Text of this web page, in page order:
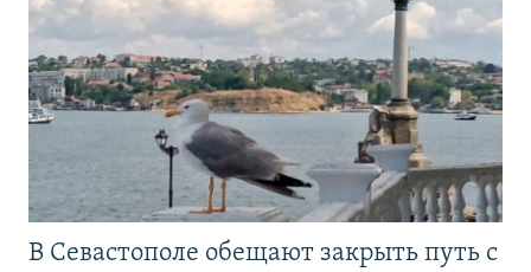
В Севастополе обещают закрыть путь с